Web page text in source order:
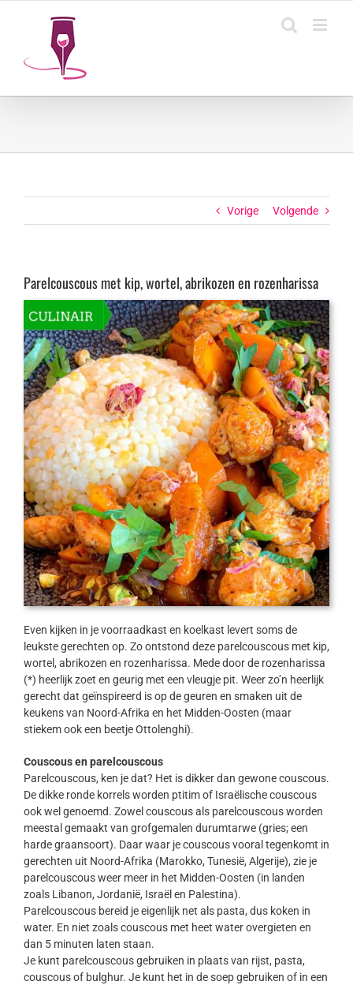
Vorige Volgende
Parelcouscous met kip, wortel, abrikozen en rozenharissa
Even kijken in je voorraadkast en koelkast levert soms de
leukste gerechten op. Zo ontstond deze parelcouscous met kip,
wortel, abrikozen en rozenharissa. Mede door de rozenharissa
(*) heerlijk zoet en geurig met een vleugje pit. Weer zo’n heerlijk
gerecht dat geïnspireerd is op de geuren en smaken uit de
keukens van Noord-Afrika en het Midden-Oosten (maar
stiekem ook een beetje Ottolenghi).
Couscous en parelcouscous
Parelcouscous, ken je dat? Het is dikker dan gewone couscous.
De dikke ronde korrels worden ptitim of Israëlische couscous
ook wel genoemd. Zowel couscous als parelcouscous worden
meestal gemaakt van grofgemalen durumtarwe (gries; een
harde graansoort). Daar waar je couscous vooral tegenkomt in
gerechten uit Noord-Afrika (Marokko, Tunesië, Algerije), zie je
parelcouscous weer meer in het Midden-Oosten (in landen
zoals Libanon, Jordanië, Israël en Palestina).
Parelcouscous bereid je eigenlijk net als pasta, dus koken in
water. En niet zoals couscous met heet water overgieten en
dan 5 minuten laten staan.
Je kunt parelcouscous gebruiken in plaats van rijst, pasta,
couscous of bulghur. Je kunt het in de soep gebruiken of in een